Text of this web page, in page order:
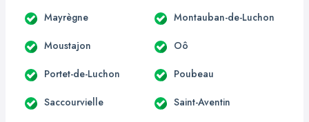
Mayrègne Montauban-de-Luchon
Moustajon Oô
Portet-de-Luchon Poubeau
Saccourvielle Saint-Aventin